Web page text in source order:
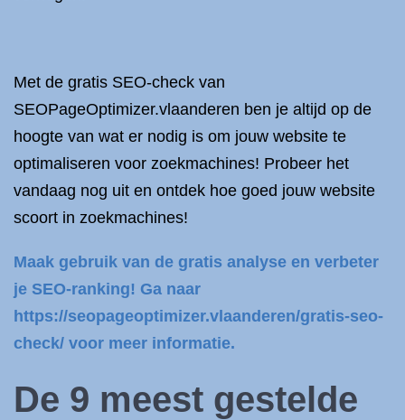
Met de gratis SEO-check van
SEOPageOptimizer.vlaanderen ben je altijd op de
hoogte van wat er nodig is om jouw website te
optimaliseren voor zoekmachines! Probeer het
vandaag nog uit en ontdek hoe goed jouw website
scoort in zoekmachines!
Maak gebruik van de gratis analyse en verbeter
je SEO-ranking! Ga naar
https://seopageoptimizer.vlaanderen/gratis-seo-
check/ voor meer informatie.
De 9 meest gestelde